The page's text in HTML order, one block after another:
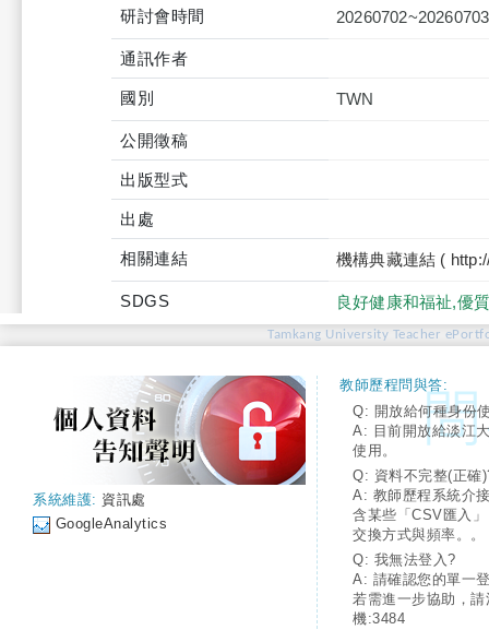
研討會時間 20260702~20260703
通訊作者
國別 TWN
公開徵稿
出版型式
出處
相關連結 機構典藏連結 (
SDGS 良好健康和福祉,優
Tamkang University Teacher
系統維護: 資訊處
GoogleAnalytics
教師歷程問與答:
Q: 開放給何種身份
A: 目前開放給淡江
使用。
Q: 資料不完整(正確
A: 教師歷程系統介
含某些「CSV匯入
交換方式與頻率。。
Q: 我無法登入?
A: 請確認您的單一
若需進一步協助，
機:3484